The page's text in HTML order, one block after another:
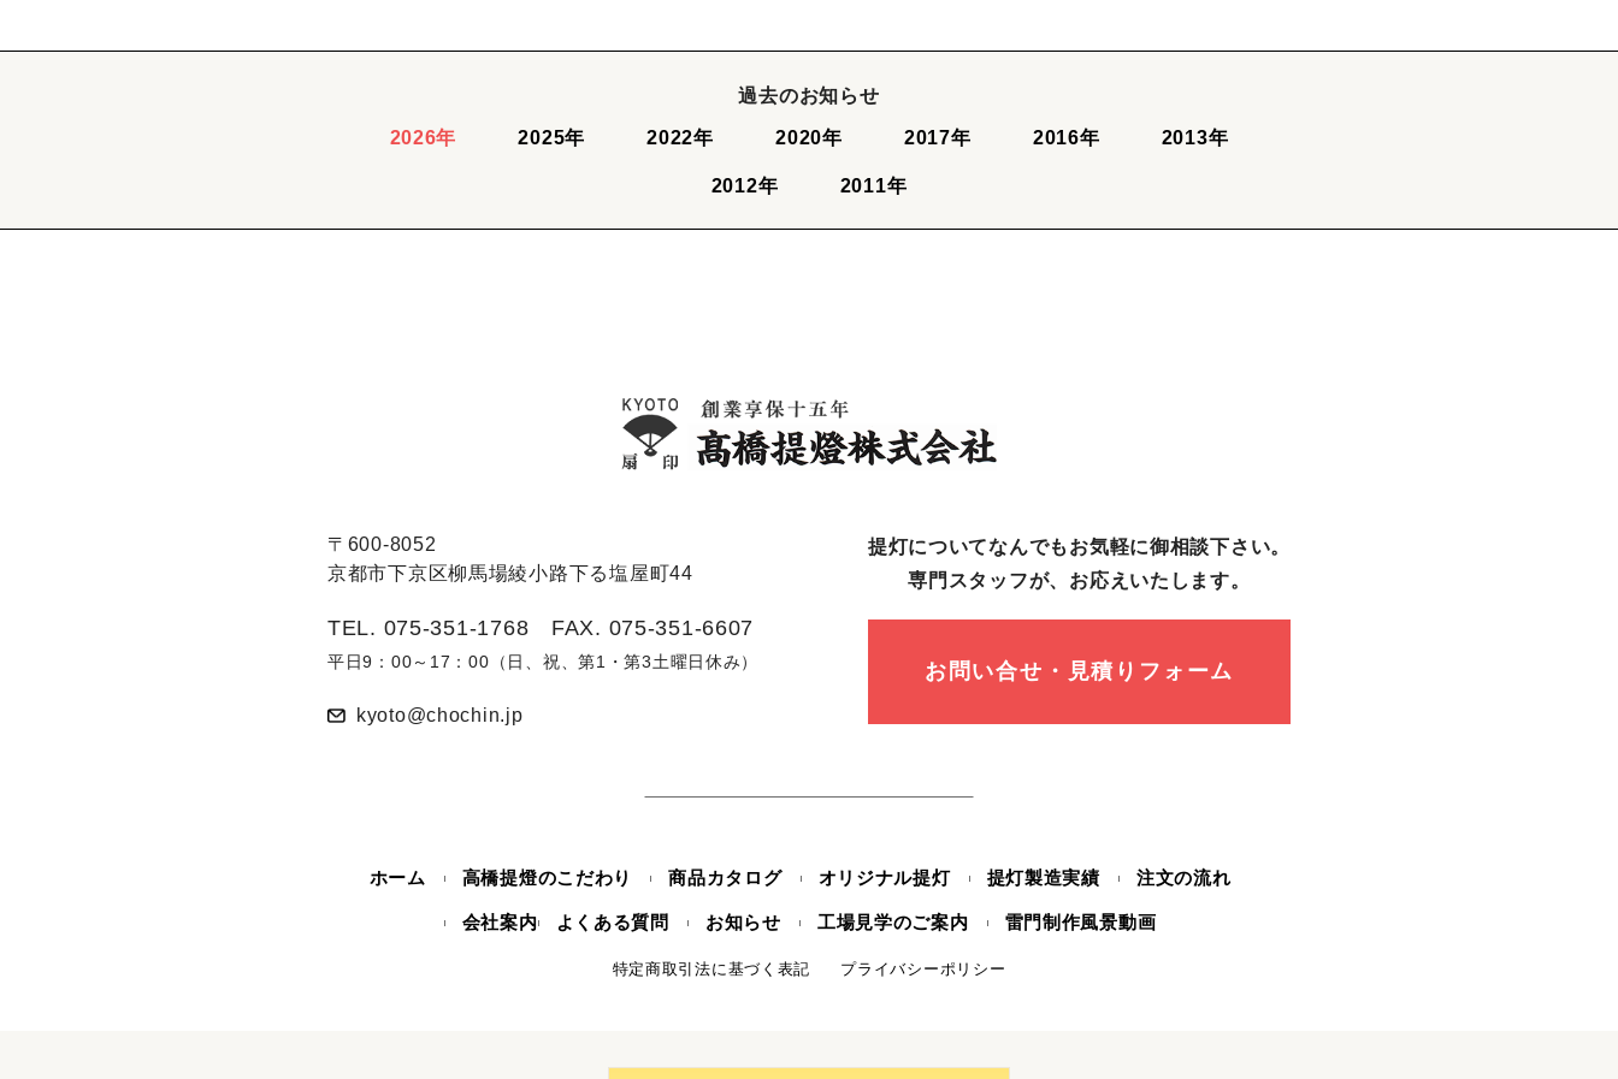
過去のお知らせ
2026年 2025年 2022年 2020年 2017年 2016年 2013年
2012年 2011年
〒600-8052
京都市下京区柳馬場綾小路下る塩屋町44
TEL. 075-351-1768 FAX. 075-351-6607
平日9：00～17：00（日、祝、第1・第3土曜日休み）
kyoto@chochin.jp
提灯についてなんでもお気軽に御相談下さい。
専⾨スタッフが、お応えいたします。
お問い合せ・見積りフォーム
ホーム 高橋提燈のこだわり 商品カタログ オリジナル提灯 提灯製造実績 注文の流れ
会社案内 よくある質問 お知らせ 工場見学のご案内 雷門制作風景動画
特定商取引法に基づく表記 プライバシーポリシー